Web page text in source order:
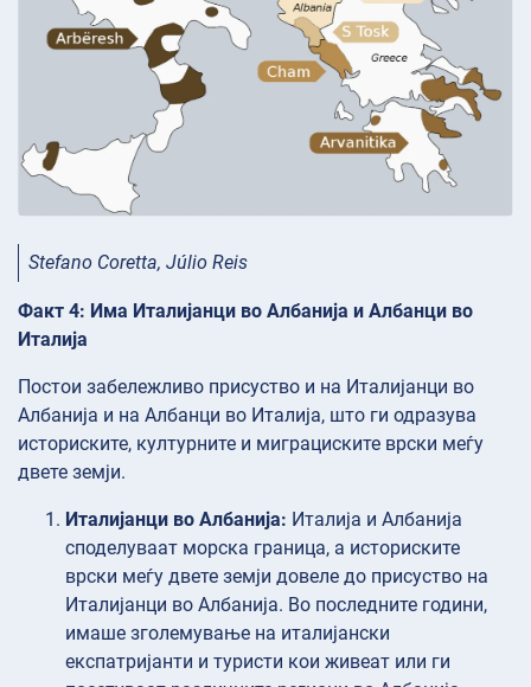
Stefano Coretta, Júlio Reis
Факт 4: Има Италијанци во Албанија и Албанци во
Италија
Постои забележливо присуство и на Италијанци во
Албанија и на Албанци во Италија, што ги одразува
историските, културните и миграциските врски меѓу
двете земји.
Италијанци во Албанија: Италија и Албанија
споделуваат морска граница, а историските
врски меѓу двете земји довеле до присуство на
Италијанци во Албанија. Во последните години,
имаше зголемување на италијански
експатријанти и туристи кои живеат или ги